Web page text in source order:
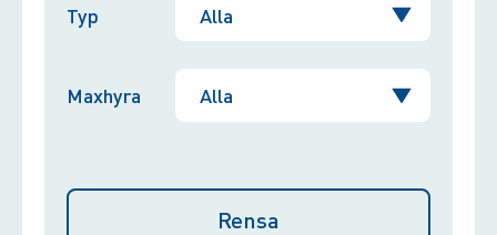
Typ
Maxhyra
Rensa